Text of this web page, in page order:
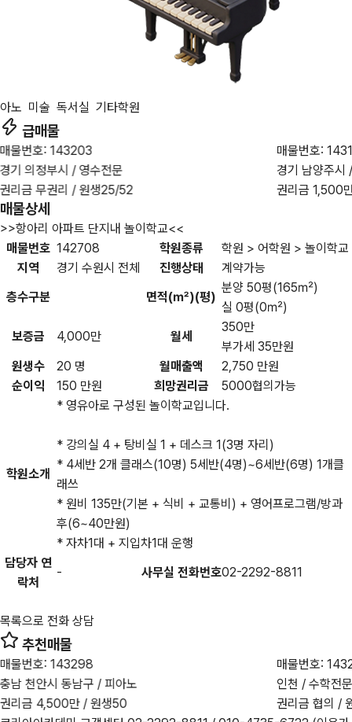
아노 미술 독서실 기타학원
급매물
매물번호: 143203
경기 의정부시 / 영수전문
권리금 무권리 / 원생25/52
매물번호:
경기 남양주시
권리금 1,500
매물상세
>>항아리 아파트 단지내 놀이학교<<
매물번호 142708 학원종류
학원 > 어학원 > 놀이학교
지역
경기 수원시 전체 진행상태
계약가능
층수구분
면적(㎡)(평)
분양 50평(165㎡)
실 0평(0㎡)
보증금
4,000만 월세
350만
부가세 35만원
원생수
20 명 월매출액
2,750 만원
순이익
150 만원 희망권리금 5000협의가능
학원소개
* 영유아로 구성된 놀이학교입니다.
* 강의실 4 + 탕비실 1 + 데스크 1(3명 자리)
* 4세반 2개 클래스(10명) 5세반(4명)~6세반(6명) 1개클
래쓰
* 원비 135만(기본 + 식비 + 교통비) + 영어프로그램/방과
후(6~40만원)
* 자차1대 + 지입차1대 운행
담당자 연
락처
- 사무실 전화번호02-2292-8811
목록으로 전화 상담
추천매물
매물번호: 143298
충남 천안시 동남구 / 피아노
권리금 4,500만 / 원생50
매물번호:
인천 / 수학전
권리금 협의 /